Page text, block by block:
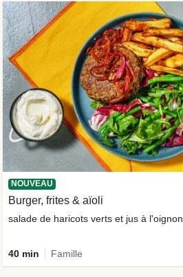
NOUVEAU
Burger, frites & aïoli
salade de haricots verts et jus à l'oignon
40 min Famille